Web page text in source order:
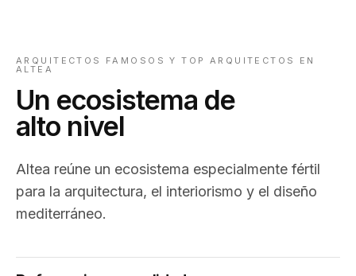
ARQUITECTOS FAMOSOS Y TOP ARQUITECTOS EN
ALTEA
Un ecosistema de
alto nivel
Altea reúne un ecosistema especialmente fértil
para la arquitectura, el interiorismo y el diseño
mediterráneo.